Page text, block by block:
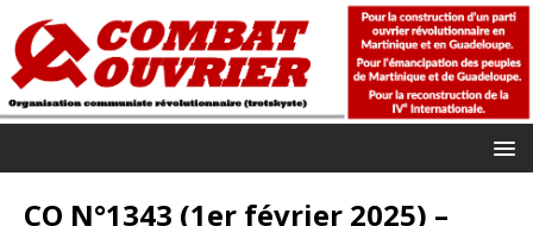
CO N°1343 (1er février 2025) –